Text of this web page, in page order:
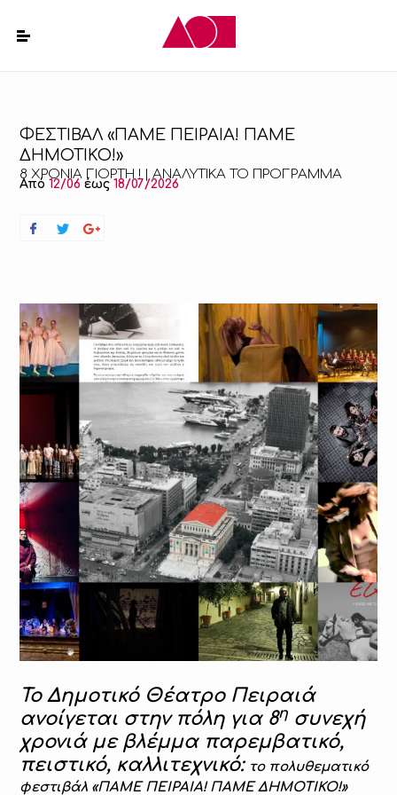
ΦΕΣΤΙΒΑΛ «ΠΑΜΕ ΠΕΙΡΑΙΑ! ΠΑΜΕ
ΔΗΜΟΤΙΚΟ!»
8 ΧΡΟΝΙΑ ΓΙΟΡΤΗ ! | ΑΝΑΛΥΤΙΚΑ ΤΟ ΠΡΟΓΡΑΜΜΑ
Από12/06 έως18/07/2026
Το Δημοτικό Θέατρο Πειραιά
ανοίγεται στην πόλη για 8η συνεχή
χρονιά με βλέμμα παρεμβατικό,
πειστικό, καλλιτεχνικό: το πολυθεματικό
φεστιβάλ «ΠΑΜΕ ΠΕΙΡΑΙΑ! ΠΑΜΕ ΔΗΜΟΤΙΚΟ!»